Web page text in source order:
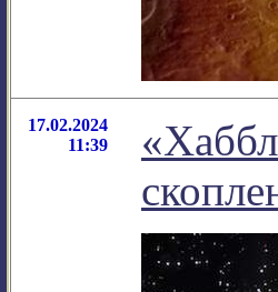
17.02.2024
11:39